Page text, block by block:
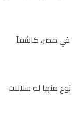
في مصر، كاشفاً
ويوجد 200 نوع منها، لا بل كل نوع منها له سلالات